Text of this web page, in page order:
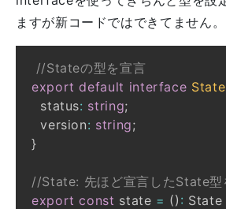
ますが新コードではできてません。
//Stateの型を宣言
export default interface State
  status
: string;
  version
: string;
}
//State: 先ほど宣言したState型
export const state = () : State